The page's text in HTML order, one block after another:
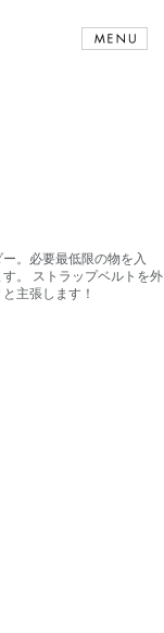
。必要最低限の物を入
。 ストラップベルトを外
主張します！